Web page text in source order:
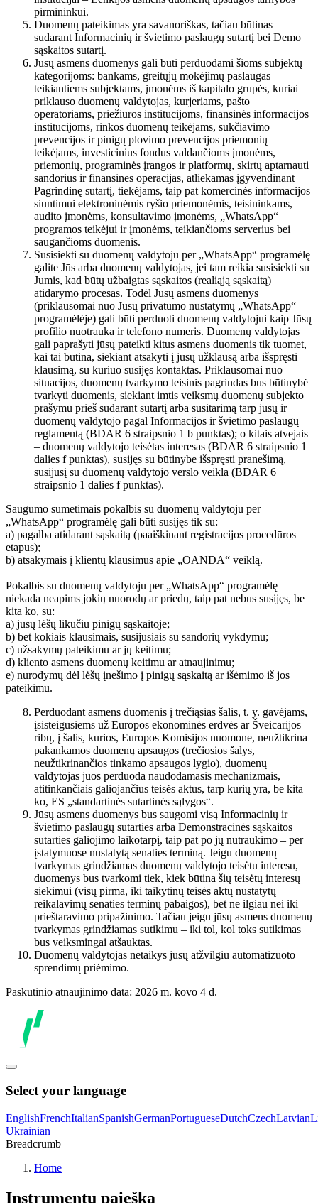
pirmininkui.
Duomenų pateikimas yra savanoriškas, tačiau būtinas
sudarant Informacinių ir švietimo paslaugų sutartį bei Demo
sąskaitos sutartį.
Jūsų asmens duomenys gali būti perduodami šioms subjektų
kategorijoms: bankams, greitųjų mokėjimų paslaugas
teikiantiems subjektams, įmonėms iš kapitalo grupės, kuriai
priklauso duomenų valdytojas, kurjeriams, pašto
operatoriams, priežiūros institucijoms, finansinės informacijos
institucijoms, rinkos duomenų teikėjams, sukčiavimo
prevencijos ir pinigų plovimo prevencijos priemonių
teikėjams, investicinius fondus valdančioms įmonėms,
priemonių, programinės įrangos ir platformų, skirtų aptarnauti
sandorius ir finansines operacijas, atliekamas įgyvendinant
Pagrindinę sutartį, tiekėjams, taip pat komercinės informacijos
siuntimui elektroninėmis ryšio priemonėmis, teisininkams,
audito įmonėms, konsultavimo įmonėms, „WhatsApp“
programos teikėjui ir įmonėms, teikiančioms serverius bei
saugančioms duomenis.
Susisiekti su duomenų valdytoju per „WhatsApp“ programėlę
galite Jūs arba duomenų valdytojas, jei tam reikia susisiekti su
Jumis, kad būtų užbaigtas sąskaitos (realiąją sąskaitą)
atidarymo procesas. Todėl Jūsų asmens duomenys
(priklausomai nuo Jūsų privatumo nustatymų „WhatsApp“
programėlėje) gali būti perduoti duomenų valdytojui kaip Jūsų
profilio nuotrauka ir telefono numeris. Duomenų valdytojas
gali paprašyti jūsų pateikti kitus asmens duomenis tik tuomet,
kai tai būtina, siekiant atsakyti į jūsų užklausą arba išspręsti
klausimą, su kuriuo susijęs kontaktas. Priklausomai nuo
situacijos, duomenų tvarkymo teisinis pagrindas bus būtinybė
tvarkyti duomenis, siekiant imtis veiksmų duomenų subjekto
prašymu prieš sudarant sutartį arba susitarimą tarp jūsų ir
duomenų valdytojo pagal Informacijos ir švietimo paslaugų
reglamentą (BDAR 6 straipsnio 1 b punktas); o kitais atvejais
– duomenų valdytojo teisėtas interesas (BDAR 6 straipsnio 1
dalies f punktas), susijęs su būtinybe išspręsti pranešimą,
susijusį su duomenų valdytojo verslo veikla (BDAR 6
straipsnio 1 dalies f punktas).
Saugumo sumetimais pokalbis su duomenų valdytoju per
„WhatsApp“ programėlę gali būti susijęs tik su:
a) pagalba atidarant sąskaitą (paaiškinant registracijos procedūros
etapus);
b) atsakymais į klientų klausimus apie „OANDA“ veiklą.
Pokalbis su duomenų valdytoju per „WhatsApp“ programėlę
niekada neapims jokių nuorodų ar priedų, taip pat nebus susijęs, be
kita ko, su:
a) jūsų lėšų likučiu pinigų sąskaitoje;
b) bet kokiais klausimais, susijusiais su sandorių vykdymu;
c) užsakymų pateikimu ar jų keitimu;
d) kliento asmens duomenų keitimu ar atnaujinimu;
e) nurodymų dėl lėšų įnešimo į pinigų sąskaitą ar išėmimo iš jos
pateikimu.
Perduodant asmens duomenis į trečiąsias šalis, t. y. gavėjams,
įsisteigusiems už Europos ekonominės erdvės ar Šveicarijos
ribų, į šalis, kurios, Europos Komisijos nuomone, neužtikrina
pakankamos duomenų apsaugos (trečiosios šalys,
neužtikrinančios tinkamo apsaugos lygio), duomenų
valdytojas juos perduoda naudodamasis mechanizmais,
atitinkančiais galiojančius teisės aktus, tarp kurių yra, be kita
ko, ES „standartinės sutartinės sąlygos“.
Jūsų asmens duomenys bus saugomi visą Informacinių ir
švietimo paslaugų sutarties arba Demonstracinės sąskaitos
sutarties galiojimo laikotarpį, taip pat po jų nutraukimo – per
įstatymuose nustatytą senaties terminą. Jeigu duomenų
tvarkymas grindžiamas duomenų valdytojo teisėtu interesu,
duomenys bus tvarkomi tiek, kiek būtina šių teisėtų interesų
siekimui (visų pirma, iki taikytinų teisės aktų nustatytų
reikalavimų senaties terminų pabaigos), bet ne ilgiau nei iki
prieštaravimo pripažinimo. Tačiau jeigu jūsų asmens duomenų
tvarkymas grindžiamas sutikimu – iki tol, kol toks sutikimas
bus veiksmingai atšauktas.
Duomenų valdytojas netaikys jūsų atžvilgiu automatizuoto
sprendimų priėmimo.
Paskutinio atnaujinimo data: 2026 m. kovo 4 d.
Select your language
EnglishFrenchItalianSpanishGermanPortugueseDutchCzechLatvian
Ukrainian
Breadcrumb
Home
Instrumentų paieška